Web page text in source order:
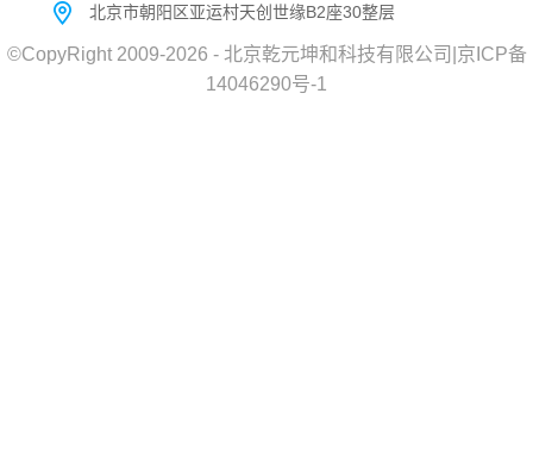
北京市朝阳区亚运村天创世缘B2座30整层
©CopyRight 2009-2026 - 北京乾元坤和科技有限公司|京ICP备
14046290号-1